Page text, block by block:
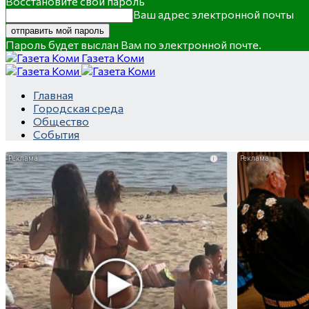
Ваш адрес электронной почты
Пароль будет выслан Вам по электронной почте.
Газета Коми
Главная
Городская среда
Общество
События
i